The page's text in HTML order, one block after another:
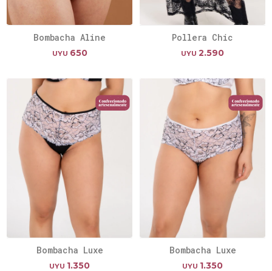
Bombacha Aline
UYU 650
Pollera Chic
UYU 2.590
Bombacha Luxe
UYU 1.350
Bombacha Luxe
UYU 1.350